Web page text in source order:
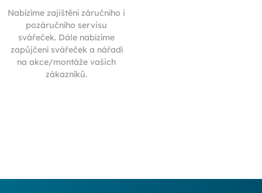
Nabízíme zajištění záručního i
pozáručního servisu
svářeček. Dále nabízíme
zapůjčení svářeček a nářadí
na akce/montáže vašich
zákazníků.